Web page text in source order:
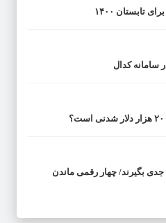
۱۴۰۰
جدی بگیرند/ چهار رقمی ماندن